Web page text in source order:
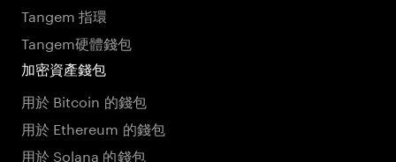
Tangem 指環
Tangem硬體錢包
加密資產錢包
用於 Bitcoin 的錢包
用於 Ethereum 的錢包
用於 Solana 的錢包